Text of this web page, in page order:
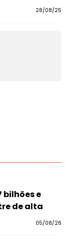
28/08/25
bilhões e
de alta
05/08/26